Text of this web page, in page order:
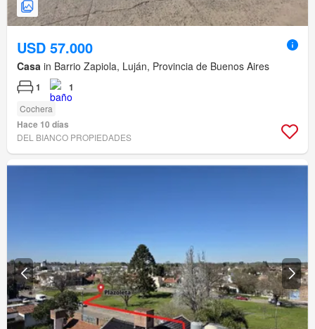
USD 57.000
Casa in Barrio Zapiola, Luján, Provincia de Buenos Aires
1 1
Cochera
Hace 10 días
DEL BIANCO PROPIEDADES